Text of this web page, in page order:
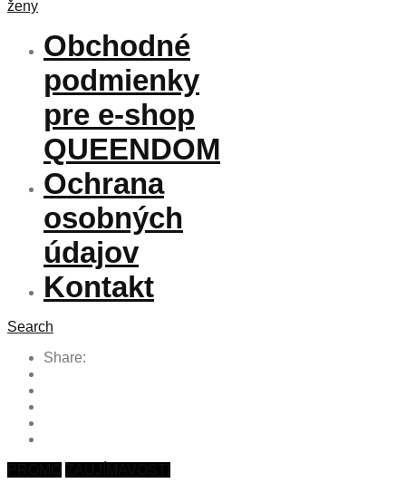
Obchodné
podmienky
pre e-shop
QUEENDOM
Ochrana
osobných
údajov
Kontakt
Search
Share: